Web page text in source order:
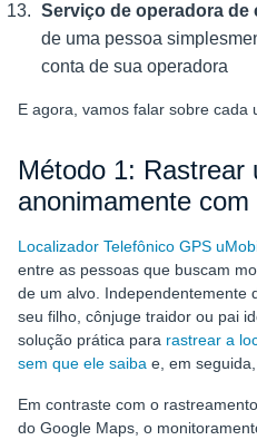
Serviço de operadora de
de uma pessoa
conta de sua operadora
E agora, vamos falar sobre cada
Método 1: Rastrear
anonimamente
Localizador Telefônico GPS
entre as pessoas que buscam
de um alvo. Independentemente
seu filho, cônjuge traidor ou pai
solução prática para rastrear a
sem que ele saiba e, em
Em contraste com o
do Google Maps, o